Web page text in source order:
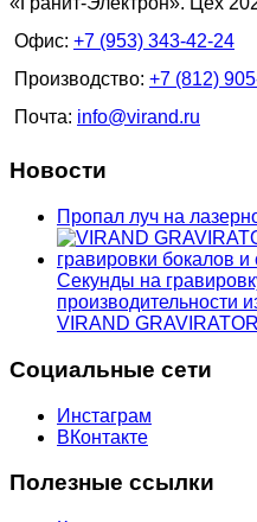
Офис: +7 (953) 343-42-24
Производство: +7 (812)
Почта: info@virand.ru
Новости
Пропал луч на
Секунды на
производительности
VIRAND
Социальные сети
Инстаграм
ВКонтакте
Полезные ссылки